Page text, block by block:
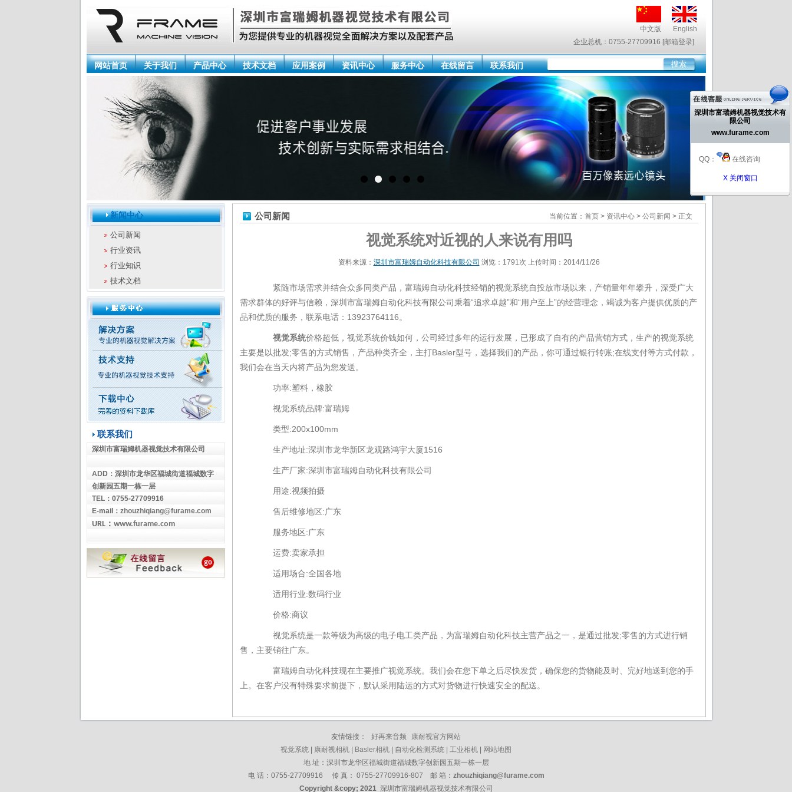
中文版
English
企业总机：0755-27709916 [邮箱登录]
网站首页 关于我们 产品中心 技术文档 应用案例 资讯中心 服务中心 在线留言 联系我们
2 3 4 5
新闻中心
公司新闻
行业资讯
行业知识
技术文档
联系我们
深圳市富瑞姆机器视觉技术有限公司
ADD ： 深圳市龙华区福城街道福城数字
创新园五期一栋一层
TEL： 0755-27709916
E-mail ： zhouzhiqiang@furame.com
URL： www.furame.com
当前位置： 首页> 资讯中心> 公司新闻 > 正文
公司新闻
视觉系统对近视的人来说有用吗
资料来源： 深圳市富瑞姆自动化科技有限公司 浏览：1791次 上传时间：2014/11/26
紧随市场需求并结合众多同类产品，富瑞姆自动化科技经销的视觉系统自投放市场以来，产销量年年攀升，深受广大
需求群体的好评与信赖，深圳市富瑞姆自动化科技有限公司秉着“追求卓越”和“用户至上”的经营理念，竭诚为客户提供优质的产
品和优质的服务，联系电话：13923764116。
视觉系统价格超低，视觉系统价钱如何，公司经过多年的运行发展，已形成了自有的产品营销方式，生产的视觉系统
主要是以批发;零售的方式销售，产品种类齐全，主打Basler型号，选择我们的产品，你可通过银行转账;在线支付等方式付款，
我们会在当天内将产品为您发送。
功率:塑料，橡胶
视觉系统品牌:富瑞姆
类型:200x100mm
生产地址:深圳市龙华新区龙观路鸿宇大厦1516
生产厂家:深圳市富瑞姆自动化科技有限公司
用途:视频拍摄
售后维修地区:广东
服务地区:广东
运费:卖家承担
适用场合:全国各地
适用行业:数码行业
价格:商议
视觉系统是一款等级为高级的电子电工类产品，为富瑞姆自动化科技主营产品之一，是通过批发;零售的方式进行销
售，主要销往广东。
富瑞姆自动化科技现在主要推广视觉系统。我们会在您下单之后尽快发货，确保您的货物能及时、完好地送到您的手
上。在客户没有特殊要求前提下，默认采用陆运的方式对货物进行快速安全的配送。
友情链接： 好再来音频
康耐视官方网站
视觉系统
康耐视相机 Basler相机 自动化检测系统 工业相机
网站地图
地 址： 深圳市龙华区福城街道福城数字创新园五期一栋一层
电 话：0755-27709916 传 真： 0755-27709916-807 邮 箱： zhouzhiqiang@furame.com
Copyright &copy; 2021 深圳市富瑞姆机器视觉技术有限公司
深圳市富瑞姆机器视觉技术有
限公司
www.furame.com
QQ： 在线咨询
X 关闭窗口